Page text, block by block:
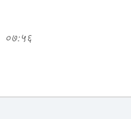
०७:५६